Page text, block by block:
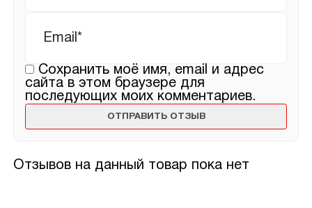
Отзывов на данный товар пока нет
Сохранить моё имя, email и адрес
сайта в этом браузере для
последующих моих комментариев.